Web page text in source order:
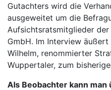
Gutachters wird die
ausgeweitet um die
Aufsichtsratsmitglieder
GmbH. Im Interview äußert
Wilhelm, renommierter
Wuppertaler, zum
Als Beobachter kann